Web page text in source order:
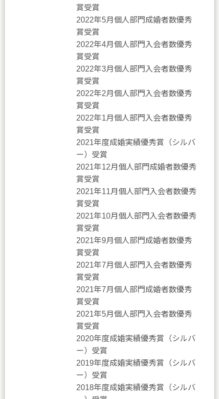
賞受賞
2022年5月個人部門成婚者数優秀
賞受賞
2022年4月個人部門入会者数優秀
賞受賞
2022年3月個人部門入会者数優秀
賞受賞
2022年2月個人部門入会者数優秀
賞受賞
2022年1月個人部門入会者数優秀
賞受賞
2021年度成婚実績優秀賞（シルバ
ー）受賞
2021年12月個人部門成婚者数優秀
賞受賞
2021年11月個人部門入会者数優秀
賞受賞
2021年10月個人部門入会者数優秀
賞受賞
2021年9月個人部門成婚者数優秀
賞受賞
2021年7月個人部門入会者数優秀
賞受賞
2021年7月個人部門成婚者数優秀
賞受賞
2021年5月個人部門入会者数優秀
賞受賞
2020年度成婚実績優秀賞（シルバ
ー）受賞
2019年度成婚実績優秀賞（シルバ
ー）受賞
2018年度成婚実績優秀賞（シルバ